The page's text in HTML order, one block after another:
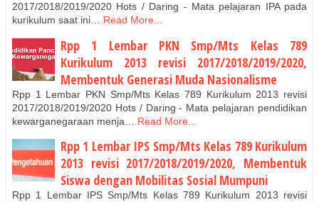
2017/2018/2019/2020 Hots / Daring - Mata pelajaran IPA pada
kurikulum saat ini…
Read More...
Rpp 1 Lembar PKN Smp/Mts Kelas 789
Kurikulum 2013 revisi 2017/2018/2019/2020,
Membentuk Generasi Muda Nasionalisme
Rpp 1 Lembar PKN Smp/Mts Kelas 789 Kurikulum 2013 revisi
2017/2018/2019/2020 Hots / Daring - Mata pelajaran pendidikan
kewarganegaraan menja…
Read More...
Rpp 1 Lembar IPS Smp/Mts Kelas 789 Kurikulum
2013 revisi 2017/2018/2019/2020, Membentuk
Siswa dengan Mobilitas Sosial Mumpuni
Rpp 1 Lembar IPS Smp/Mts Kelas 789 Kurikulum 2013 revisi